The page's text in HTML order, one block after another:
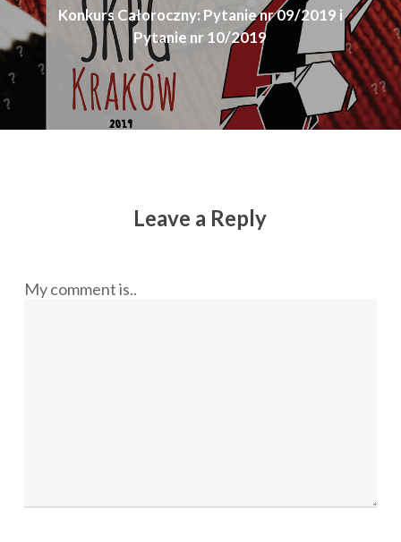
Konkurs Całoroczny: Pytanie nr 09/2019 i
Pytanie nr 10/2019
Leave a Reply
My comment is..